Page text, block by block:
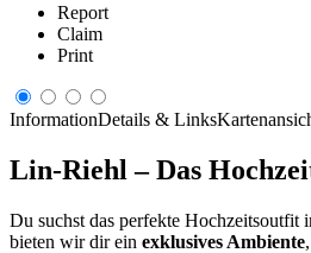
Report
Claim
Print
InformationDetails & Links
Lin-Riehl – Das
Du suchst das perfekte Hochzeitsoutfit
bieten wir dir ein exklusives Ambiente